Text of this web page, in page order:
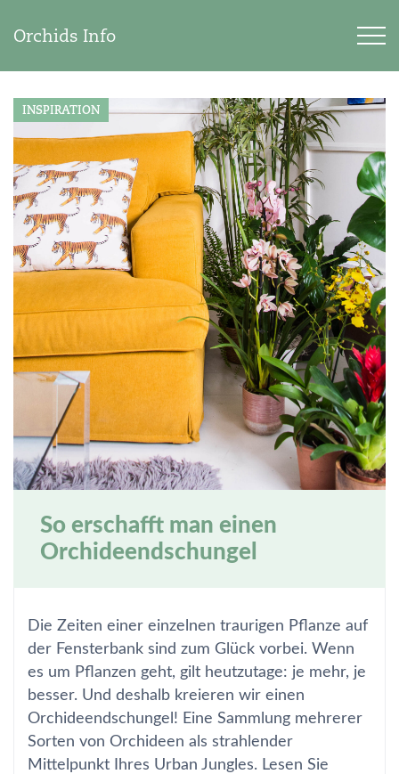
Orchids Info
INSPIRATION
So erschafft man einen
Orchideendschungel
Die Zeiten einer einzelnen traurigen Pflanze auf
der Fensterbank sind zum Glück vorbei. Wenn
es um Pflanzen geht, gilt heutzutage: je mehr, je
besser. Und deshalb kreieren wir einen
Orchideendschungel! Eine Sammlung mehrerer
Sorten von Orchideen als strahlender
Mittelpunkt Ihres Urban Jungles. Lesen Sie